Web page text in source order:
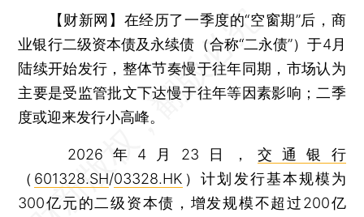
【财新网】 在经历了一季度的“空窗期”后，商
业银行二级资本债及永续债（合称“二永债”）于4月
陆续开始发行，整体节奏慢于往年同期，市场认为
主要是受监管批文下达慢于往年等因素影响；二季
度或迎来发行小高峰。
2026年4月23日，交通银行
（ 601328.SH/03328.HK ）计划发行基本规模为
300亿元的二级资本债，增发规模不超过200亿